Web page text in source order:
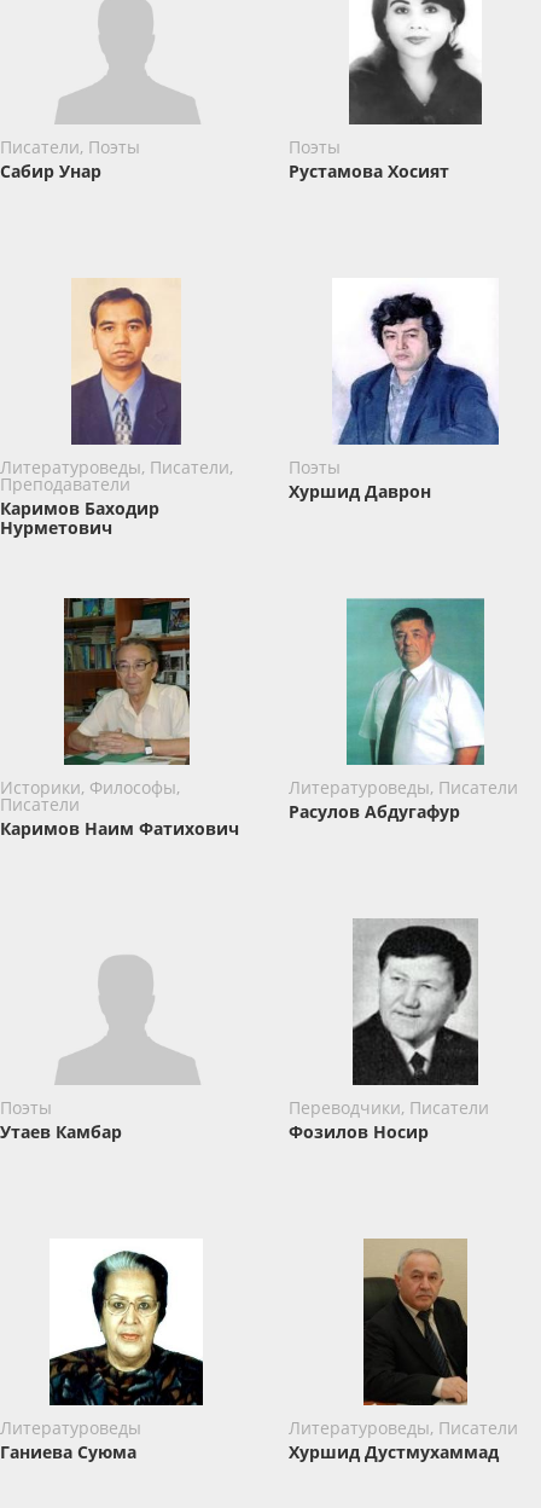
Писатели, Поэты
Сабир Унар
Поэты
Рустамова Хосият
Литературоведы, Писатели,
Преподаватели
Каримов Баxодир
Нурметович
Поэты
Хуршид Даврон
Историки, Философы,
Писатели
Каримов Наим Фатихович
Литературоведы, Писатели
Расулов Абдугафур
Поэты
Утаев Камбар
Переводчики, Писатели
Фозилов Носир
Литературоведы
Ганиева Суюма
Литературоведы, Писатели
Хуршид Дустмухаммад